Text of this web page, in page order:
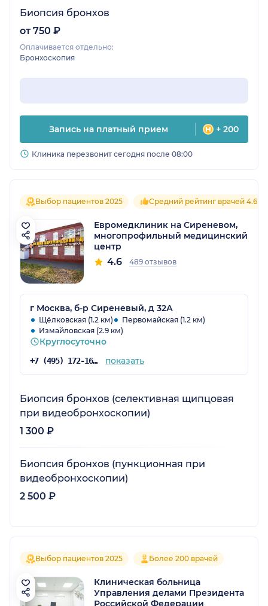
Биопсия бронхов
от 750 ₽
Оплачивается отдельно:
Бронхоскопия
Запись на платный прием + 200
Клиника перезвонит сегодня после 08:00
Выбор пациентов 2025 Средний рейтинг врачей 4.6
Евромедклиник на Сиреневом,
многопрофильный медицинский
центр
4.6 489 отзывов
г Москва, б-р Сиреневый, д 32А
Щёлковская (1.2 км)
Первомайская (1.2 км)
Измайловская (2.9 км)
Круглосуточно
+7 (495) 172-16-73 показать
Биопсия бронхов (селективная щипцовая
при видеобронхоскопии)
1 300 ₽
Биопсия бронхов (пункционная при
видеобронхоскопии)
2 500 ₽
Выбор пациентов 2025 Более 200 врачей
Клиническая больница
Управления делами Президента
Российской Федерации